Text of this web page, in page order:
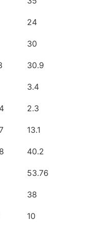
24
30
30.9
3.4
2.3
13.1
40.2
53.76
38
10